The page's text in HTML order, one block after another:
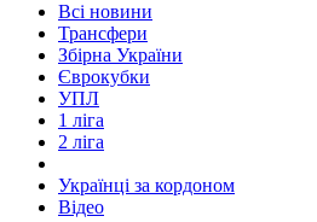
Всі новини
Трансфери
Збірна України
Єврокубки
УПЛ
1 ліга
2 ліга
Українці за кордоном
Відео